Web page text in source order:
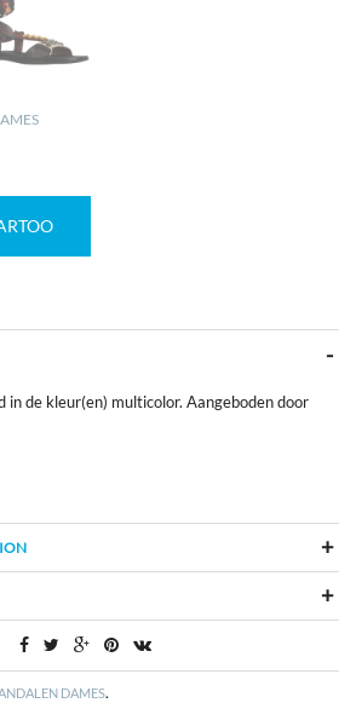
in de kleur(en) multicolor. Aangeboden door
DAMES.